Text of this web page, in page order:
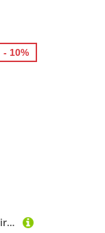
JOY Damen Trainingshose Shirley Wellness Pants
- 10%